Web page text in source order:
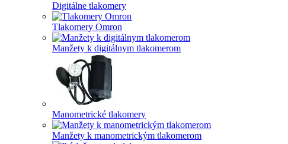
Digitálne tlakomery
Tlakomery Omron
Manžety k digitálnym tlakomerom
Manometrické tlakomery
Manžety k manometrickým tlakomerom